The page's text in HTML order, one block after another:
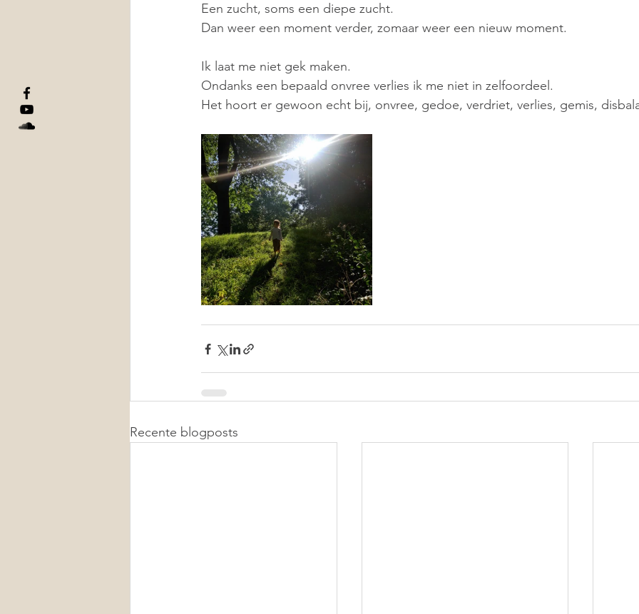
Een zucht, soms een diepe zucht.
Dan weer een moment verder, zomaar weer een nieuw moment.
Ik laat me niet gek maken.
Ondanks een bepaald onvree verlies ik me niet in zelfoordeel.
Het hoort er gewoon echt bij, onvree, gedoe, verdriet, verlies, gemis,
Recente blogposts